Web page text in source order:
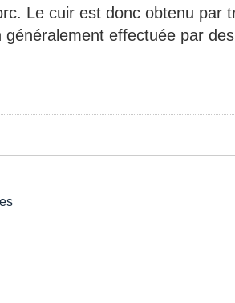
Le cuir est donc obtenu par
généralement effectuée par